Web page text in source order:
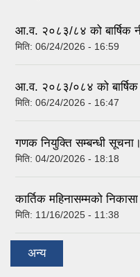
आ.व. २०८३/८४ को बार्षिक
मिति: 06/24/2026 - 16:59
आ.व. २०८३/०८४ को
मिति: 06/24/2026 - 16:47
गणक नियुक्ति सम्बन्धी सूचना।
मिति: 04/20/2026 - 18:18
कार्तिक महिनासम्मको
मिति: 11/16/2025 - 11:38
अन्य